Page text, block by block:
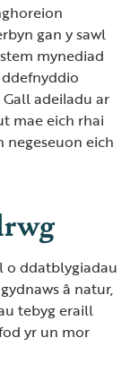
gan y sawl
mynediad
adeiladu ar
mae eich rhai
negeseuon eich
o ddatblygiadau
â natur,
tebyg eraill
yr un mor